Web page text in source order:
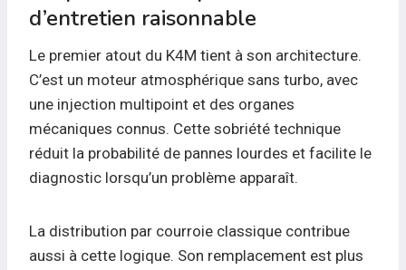
d’entretien raisonnable
Le premier atout du K4M tient à son architecture.
C’est un moteur atmosphérique sans turbo, avec
une injection multipoint et des organes
mécaniques connus. Cette sobriété technique
réduit la probabilité de pannes lourdes et facilite le
diagnostic lorsqu’un problème apparaît.
La distribution par courroie classique contribue
aussi à cette logique. Son remplacement est plus